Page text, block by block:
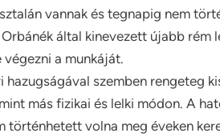
vannak és tegnapig nem
által kinevezett újabb rém
a munkáját.
szemben rengeteg
más fizikai és lelki módon. A
történhetett volna meg éveken